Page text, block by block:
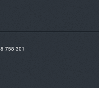
758 301